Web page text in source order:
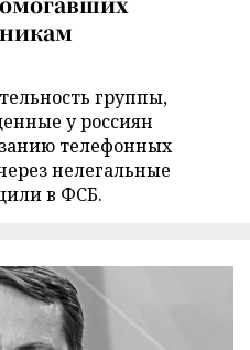
группы,
у россиян
телефонных
нелегальные
в ФСБ.